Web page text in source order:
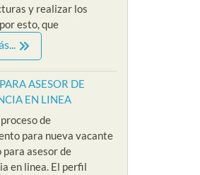
y realizar los
esto, que
ASESOR DE
EN LINEA
de
para nueva vacante
para asesor de
en linea. El perfil
EMPLEOS SIN EXPERIENCIA
VACANTES NIVEL ADMINISTRATIVO
PARA
SIN
EN
VIRTUAL
Riklarma/